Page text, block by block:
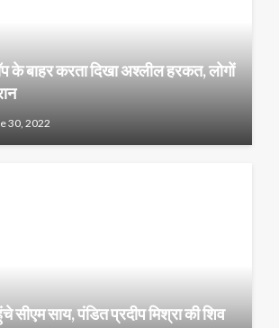
के बाहर करता दिखा अश्लील हरकत, लोगों
30, 2022
सीएम साय, पंडित प्रदीप मिश्रा की शिव